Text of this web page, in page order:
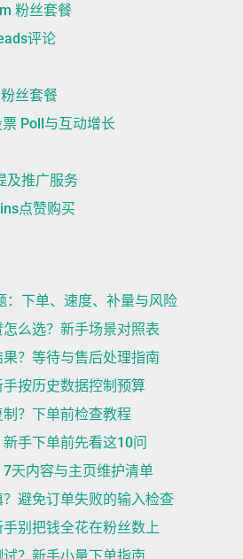
粉丝套餐
评论
丝套餐
Poll与互动增长
及推广服务
点赞购买
：下单、速度、补量与风险
么选？新手场景对照表
？等待与售后处理指南
按历史数据控制预算
？下单前检查教程
手下单前先看这10问
天内容与主页维护清单
避免订单失败的输入检查
别把钱全花在粉丝数上